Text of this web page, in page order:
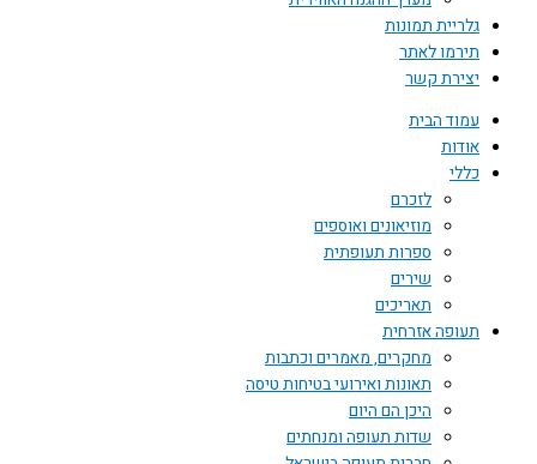
גלריית תמונות
תירמו לאתר
יצירת קשר
עמוד הבית
אודות
כללי
לזכרם
מוזיאונים ואוספים
ספרות תעופתית
שירים
תאריכים
תעופה אזרחית
מחקרים, מאמרים וכתבות
תאונות ואירועי בטיחות טיסה
היכן הם היום
שדות תעופה ומנחתים